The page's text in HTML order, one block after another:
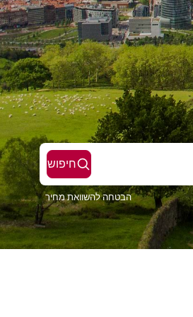
חיפוש
הבטחה להשוואת מחיר